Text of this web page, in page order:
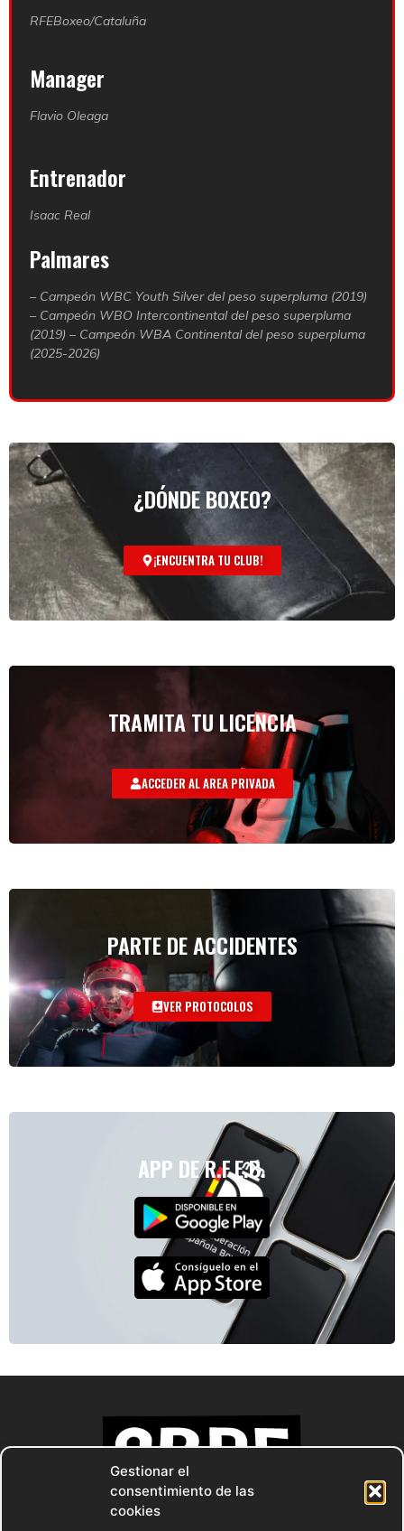
Gestionar el
consentimiento de las
cookies
RFEBoxeo/Cataluña
Manager
Flavio Oleaga
Entrenador
Isaac Real
Palmares
– Campeón WBC Youth Silver del peso superpluma (2019)
– Campeón WBO Intercontinental del peso superpluma
(2019) – Campeón WBA Continental del peso superpluma
(2025-2026)
¿DÓNDE BOXEO?
¡ENCUENTRA TU CLUB!
TRAMITA TU LICENCIA
ACCEDER AL AREA PRIVADA
PARTE DE ACCIDENTES
VER PROTOCOLOS
APP DE R.F.E.B.